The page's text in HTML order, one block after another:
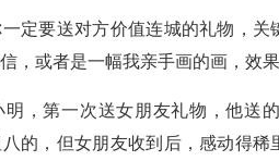
定要送对方价值连城的礼物，
，或者是一幅我亲手画的画，效
，第一次送女朋友礼物，他送
的，但女朋友收到后，感动得